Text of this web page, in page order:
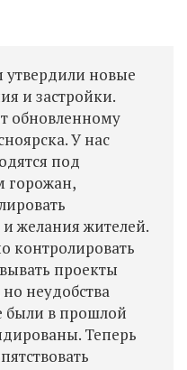
утвердили новые
и застройки.
обновленному
У нас
под
горожан,
желания жителей.
контролировать
проекты
неудобства
были в прошлой
Теперь